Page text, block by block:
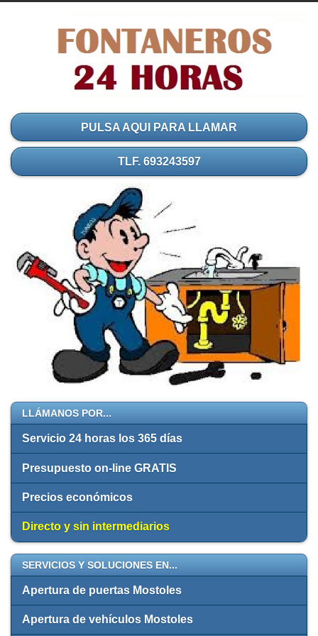
PULSA AQUI PARA LLAMAR
TLF. 693243597
LLÁMANOS POR...
Servicio 24 horas los 365 días
Presupuesto on-line GRATIS
Precios económicos
Directo y sin intermediarios
SERVICIOS Y SOLUCIONES EN...
Apertura de puertas Mostoles
Apertura de vehículos Mostoles